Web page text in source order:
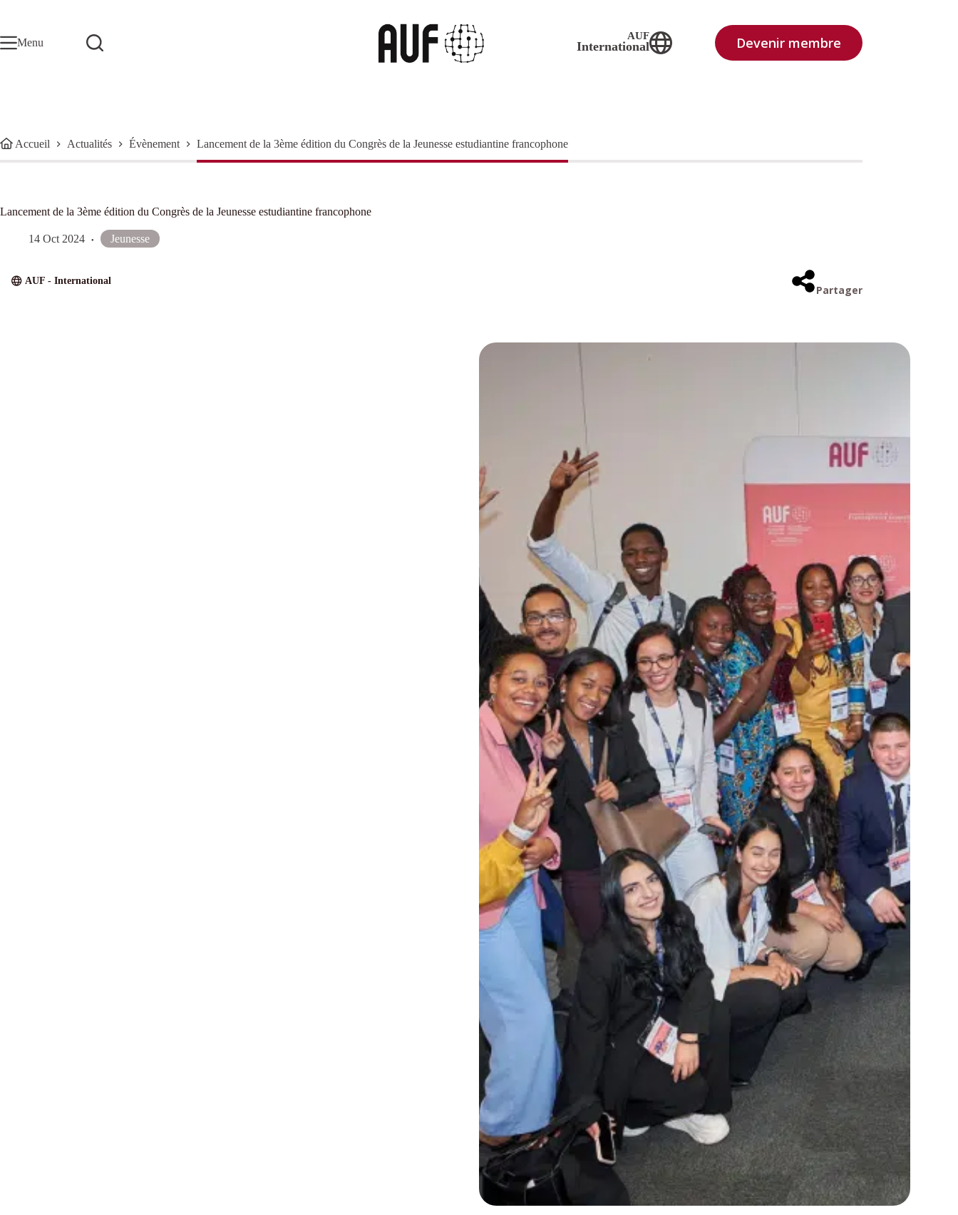
Menu
AUF
International Devenir membre
Accueil Actualités Évènement Lancement de la 3ème édition du Congrès de la Jeunesse estudiantine francophone
Lancement de la 3ème édition du Congrès de la Jeunesse estudiantine francophone
14 Oct 2024 Jeunesse
AUF - International
Partager